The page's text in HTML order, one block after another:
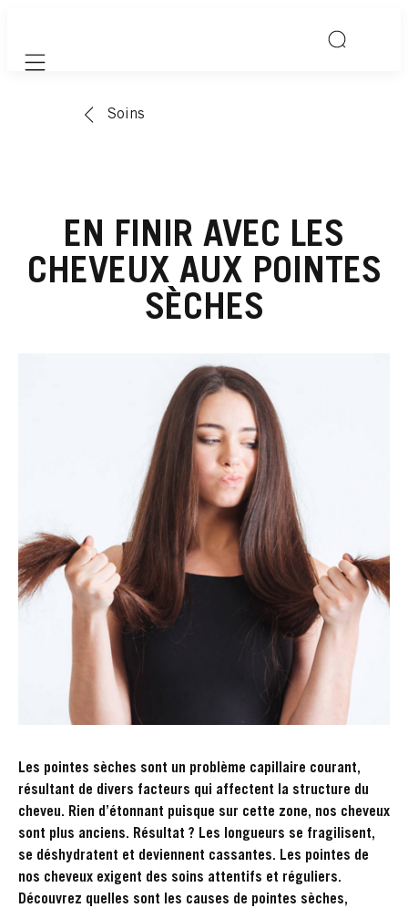
Mobile navigation
Soins
EN FINIR AVEC LES
CHEVEUX AUX POINTES
SÈCHES
Les pointes sèches sont un problème capillaire courant,
résultant de divers facteurs qui affectent la structure du
cheveu. Rien d’étonnant puisque sur cette zone, nos cheveux
sont plus anciens. Résultat ? Les longueurs se fragilisent,
se déshydratent et deviennent cassantes. Les pointes de
nos cheveux exigent des soins attentifs et réguliers.
Découvrez quelles sont les causes de pointes sèches,